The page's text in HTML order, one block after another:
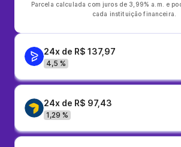
Parcela calculada com juros de 3,99% a.m. e
cada instituição financeira.
24x de R$ 137,97
4,5 %
24x de R$ 97,43
1,29 %